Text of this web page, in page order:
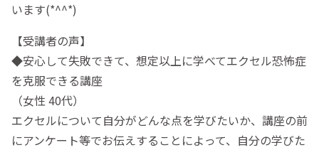
います(*^^*)
【受講者の声】
◆安心して失敗できて、想定以上に学べてエクセル恐怖症
を克服できる講座
（女性 40代）
エクセルについて自分がどんな点を学びたいか、講座の前
にアンケート等でお伝えすることによって、自分の学びた